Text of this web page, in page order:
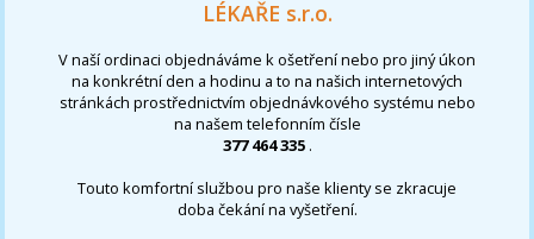
LÉKAŘE s.r.o.
V naší ordinaci objednáváme k ošetření nebo pro jiný úkon
na konkrétní den a hodinu a to na našich internetových
stránkách prostřednictvím objednávkového systému nebo
na našem telefonním čísle
377 464 335 .
Touto komfortní službou pro naše klienty se zkracuje
doba čekání na vyšetření.